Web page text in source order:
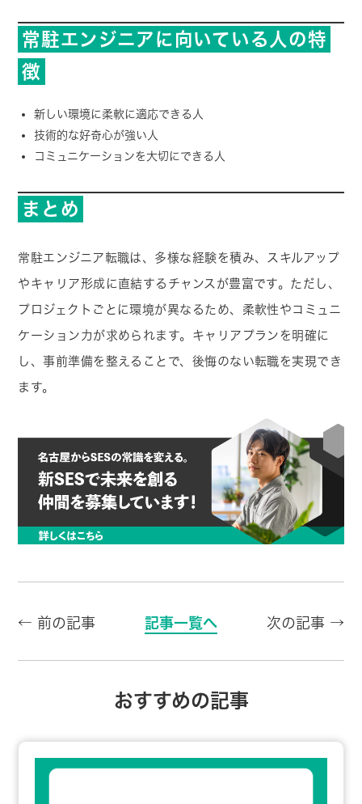
常駐エンジニアに向いている人の特
徴
新しい環境に柔軟に適応できる人
技術的な好奇心が強い人
コミュニケーションを大切にできる人
まとめ
常駐エンジニア転職は、多様な経験を積み、スキルアップ
やキャリア形成に直結するチャンスが豊富です。ただし、
プロジェクトごとに環境が異なるため、柔軟性やコミュニ
ケーション力が求められます。キャリアプランを明確に
し、事前準備を整えることで、後悔のない転職を実現でき
ます。
← 前の記事 記事一覧へ 次の記事 →
おすすめの記事